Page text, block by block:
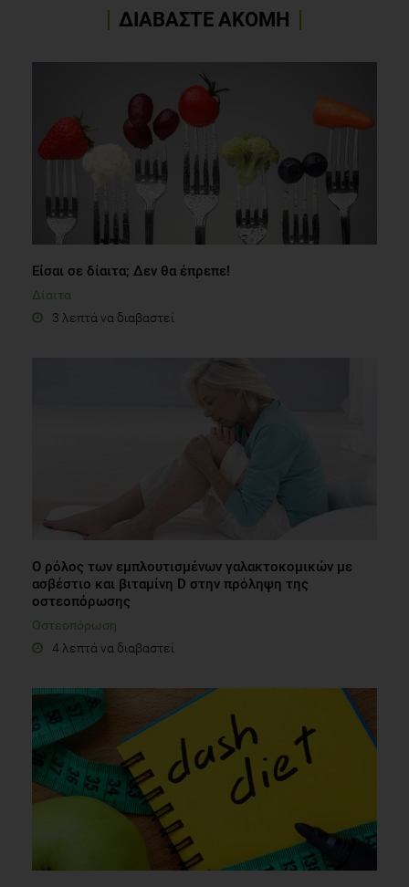
ΔΙΑΒΑΣΤΕ ΑΚΟΜΗ
Είσαι σε δίαιτα; Δεν θα έπρεπε!
Δίαιτα
3 λεπτά να διαβαστεί
Ο ρόλος των εμπλουτισμένων γαλακτοκομικών με
ασβέστιο και βιταμίνη D στην πρόληψη της
οστεοπόρωσης
Οστεοπόρωση
4 λεπτά να διαβαστεί